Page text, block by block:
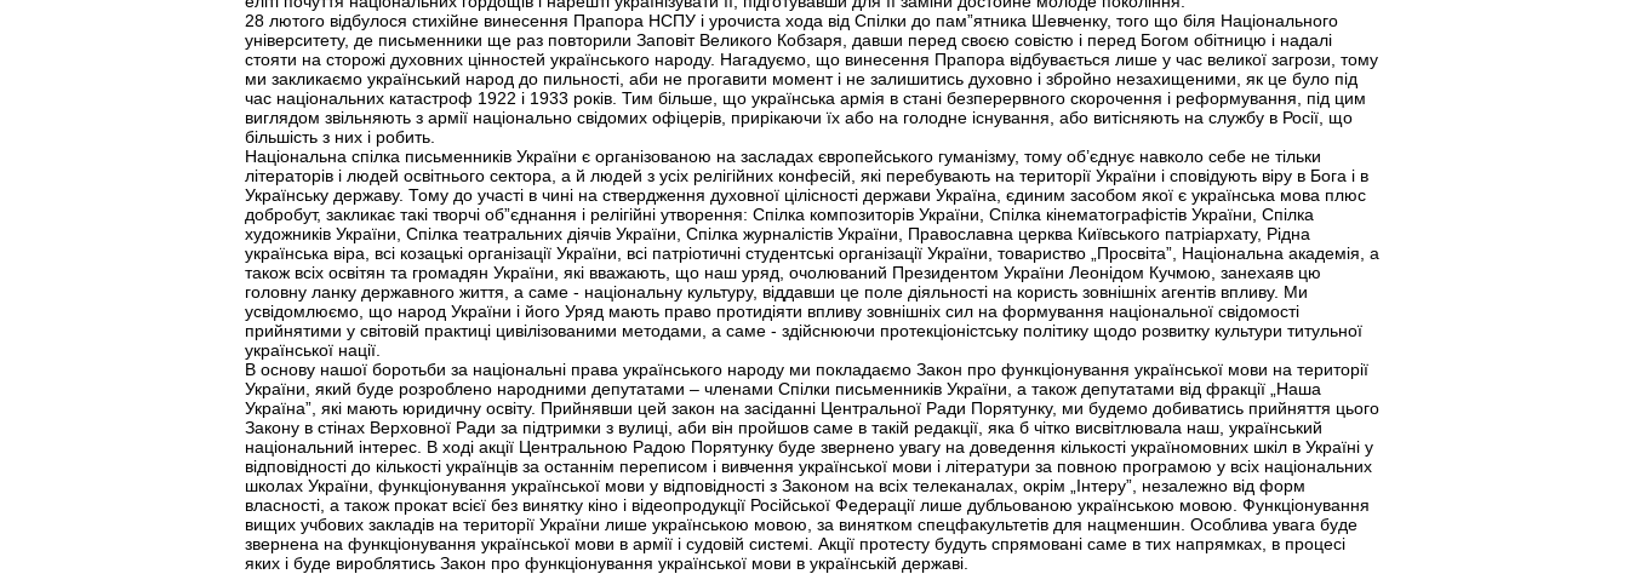
28 лютого відбулося стихійне винесення Прапора НСПУ і урочиста хода від Спілки до пам”ятника Шевченку, того що біля Національного
університету, де письменники ще раз повторили Заповіт Великого Кобзаря, давши перед своєю совістю і перед Богом обітницю і надалі
стояти на сторожі духовних цінностей українського народу. Нагадуємо, що винесення Прапора відбувається лише у час великої загрози, тому
ми закликаємо український народ до пильності, аби не прогавити момент і не залишитись духовно і збройно незахищеними, як це було під
час національних катастроф 1922 і 1933 років. Тим більше, що українська армія в стані безперервного скорочення і реформування, під цим
виглядом звільняють з армії національно свідомих офіцерів, прирікаючи їх або на голодне існування, або витісняють на службу в Росії, що
більшість з них і робить.
Національна спілка письменників України є організованою на засладах європейського гуманізму, тому об’єднує навколо себе не тільки
літераторів і людей освітнього сектора, а й людей з усіх релігійних конфесій, які перебувають на території України і сповідують віру в Бога і в
Українську державу. Тому до участі в чині на ствердження духовної цілісності держави Україна, єдиним засобом якої є українська мова плюс
добробут, закликає такі творчі об”єднання і релігійні утворення: Спілка композиторів України, Спілка кінематографістів України, Спілка
художників України, Спілка театральних діячів України, Спілка журналістів України, Православна церква Київського патріархату, Рідна
українська віра, всі козацькі організації України, всі патріотичні студентські організації України, товариство „Просвіта”, Національна академія, а
також всіх освітян та громадян України, які вважають, що наш уряд, очолюваний Президентом України Леонідом Кучмою, занехаяв цю
головну ланку державного життя, а саме - національну культуру, віддавши це поле діяльності на користь зовнішніх агентів впливу. Ми
усвідомлюємо, що народ України і його Уряд мають право протидіяти впливу зовнішніх сил на формування національної свідомості
прийнятими у світовій практиці цивілізованими методами, а саме - здійснюючи протекціоністську політику щодо розвитку культури титульної
української нації.
В основу нашої боротьби за національні права українського народу ми покладаємо Закон про функціонування української мови на території
України, який буде розроблено народними депутатами – членами Спілки письменників України, а також депутатами від фракції „Наша
Україна”, які мають юридичну освіту. Прийнявши цей закон на засіданні Центральної Ради Порятунку, ми будемо добиватись прийняття цього
Закону в стінах Верховної Ради за підтримки з вулиці, аби він пройшов саме в такій редакції, яка б чітко висвітлювала наш, український
національний інтерес. В ході акції Центральною Радою Порятунку буде звернено увагу на доведення кількості україномовних шкіл в Україні у
відповідності до кількості українців за останнім переписом і вивчення української мови і літератури за повною програмою у всіх національних
школах України, функціонування української мови у відповідності з Законом на всіх телеканалах, окрім „Інтеру”, незалежно від форм
власності, а також прокат всієї без винятку кіно і відеопродукції Російської Федерації лише дубльованою українською мовою. Функціонування
вищих учбових закладів на території України лише українською мовою, за винятком спецфакультетів для нацменшин. Особлива увага буде
звернена на функціонування української мови в армії і судовій системі. Акції протесту будуть спрямовані саме в тих напрямках, в процесі
яких і буде вироблятись Закон про функціонування української мови в українській державі.